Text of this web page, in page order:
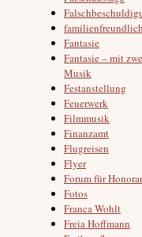
familienfreundlich
Fantasie
Fantasie – mit
Musik
Festanstellung
Feuerwerk
Filmmusik
Finanzamt
Flugreisen
Flyer
Forum für
Fotos
Franca Wohlt
Freia Hoffmann